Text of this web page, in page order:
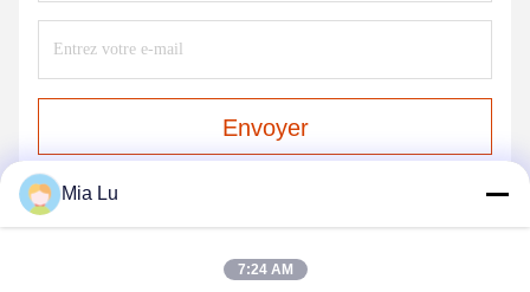
Envoyer
Mia Lu
7:24 AM